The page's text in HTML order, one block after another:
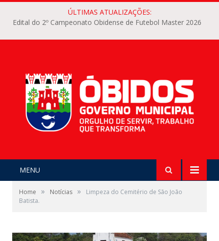
ÚLTIMAS ATUALIZAÇÕES:
Edital do 2º Campeonato Obidense de Futebol Master 2026
MENU
Home » Notícias »
Limpeza do Cemitério de São João
Batista.